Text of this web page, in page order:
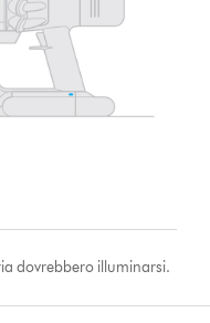
dovrebbero illuminarsi.